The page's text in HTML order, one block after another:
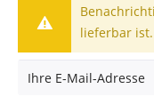
lieferbar ist.